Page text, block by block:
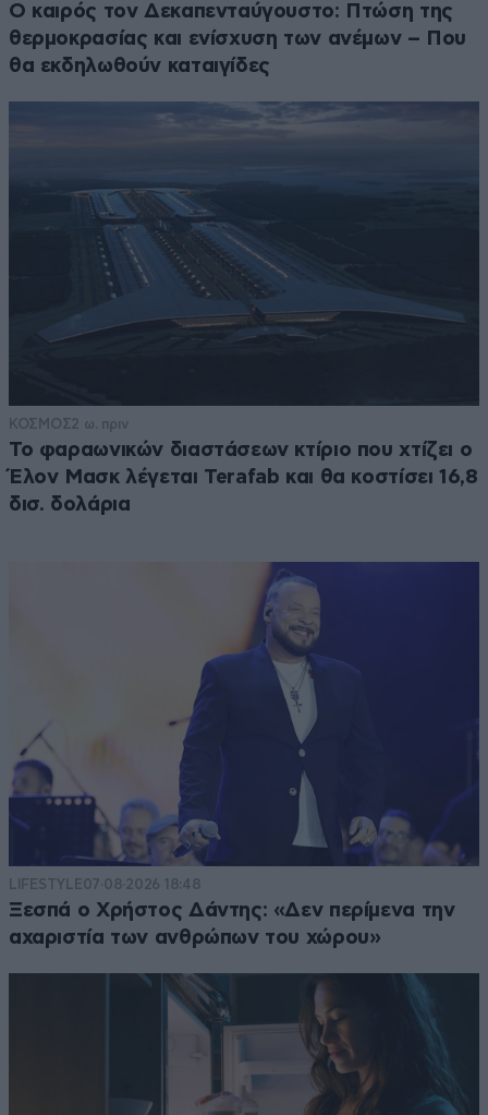
Ο καιρός τον Δεκαπενταύγουστο: Πτώση της
θερμοκρασίας και ενίσχυση των ανέμων – Που
θα εκδηλωθούν καταιγίδες
ΚΟΣΜΟΣ2 ω. πριν
Το φαραωνικών διαστάσεων κτίριο που χτίζει ο
Έλον Μασκ λέγεται Terafab και θα κοστίσει 16,8
δισ. δολάρια
LIFESTYLE07·08·2026 18:48
Ξεσπά ο Χρήστος Δάντης: «Δεν περίμενα την
αχαριστία των ανθρώπων του χώρου»